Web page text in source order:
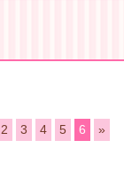
2 3 4 5 6 »